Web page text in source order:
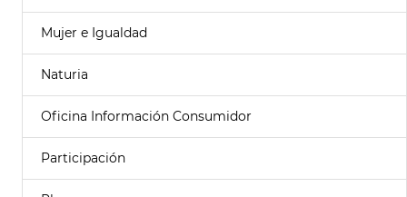
Mujer e Igualdad
Naturia
Oficina Información Consumidor
Participación